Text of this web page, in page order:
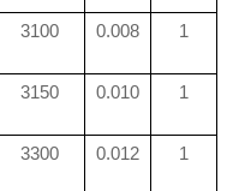
3100 0.008 1
3150 0.010 1
3300 0.012 1